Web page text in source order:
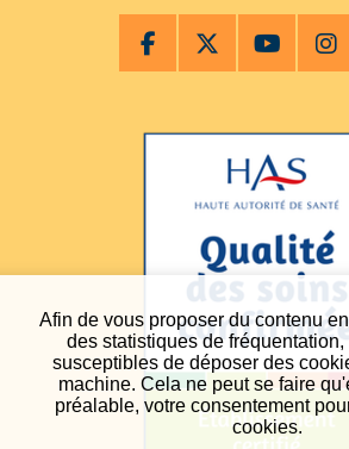
Afin de vous proposer du contenu
des statistiques de
susceptibles de déposer des
machine. Cela ne peut se faire
préalable, votre consentement
cookies.